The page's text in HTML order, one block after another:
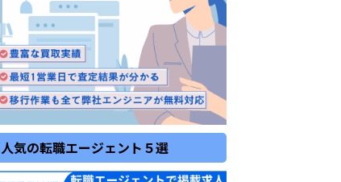
人気の転職エージェント５選